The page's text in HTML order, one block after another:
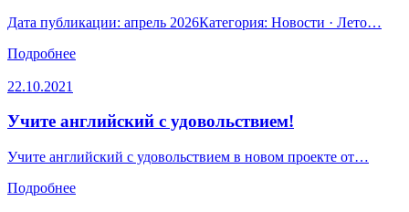
Дата публикации: апрель 2026Категория: Новости · Лето…
Подробнее
22.10.2021
Учите английский с удовольствием!
Учите английский с удовольствием в новом проекте от…
Подробнее